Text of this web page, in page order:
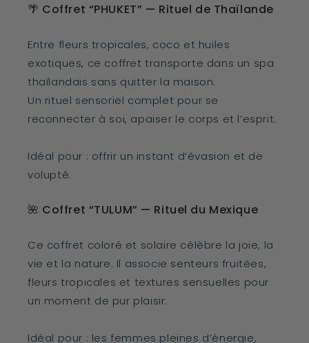
🌴 Coffret “PHUKET” — Rituel de Thaïlande
Entre fleurs tropicales, coco et huiles
exotiques, ce coffret transporte dans un spa
thaïlandais sans quitter la maison.
Un rituel sensoriel complet pour se
reconnecter à soi, apaiser le corps et l’esprit.
Idéal pour : offrir un instant d’évasion et de
volupté.
🌺 Coffret “TULUM” — Rituel du Mexique
Ce coffret coloré et solaire célèbre la joie, la
vie et la nature. Il associe senteurs fruitées,
fleurs tropicales et textures sensuelles pour
un moment de pur plaisir.
Idéal pour : les femmes pleines d’énergie,